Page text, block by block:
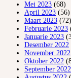
Mei 2023 (68)
April 2023 (56)
Maart 2023 (72)
Februarie 2023
Januarie 2023
Desember 2022
November 2022
Oktober 2022
September 2022